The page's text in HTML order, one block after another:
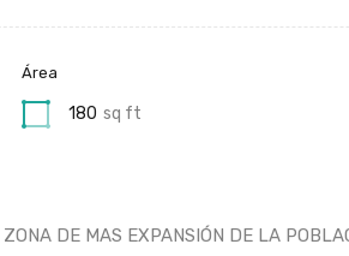
Área
180 sq ft
DE MAS EXPANSIÓN DE LA